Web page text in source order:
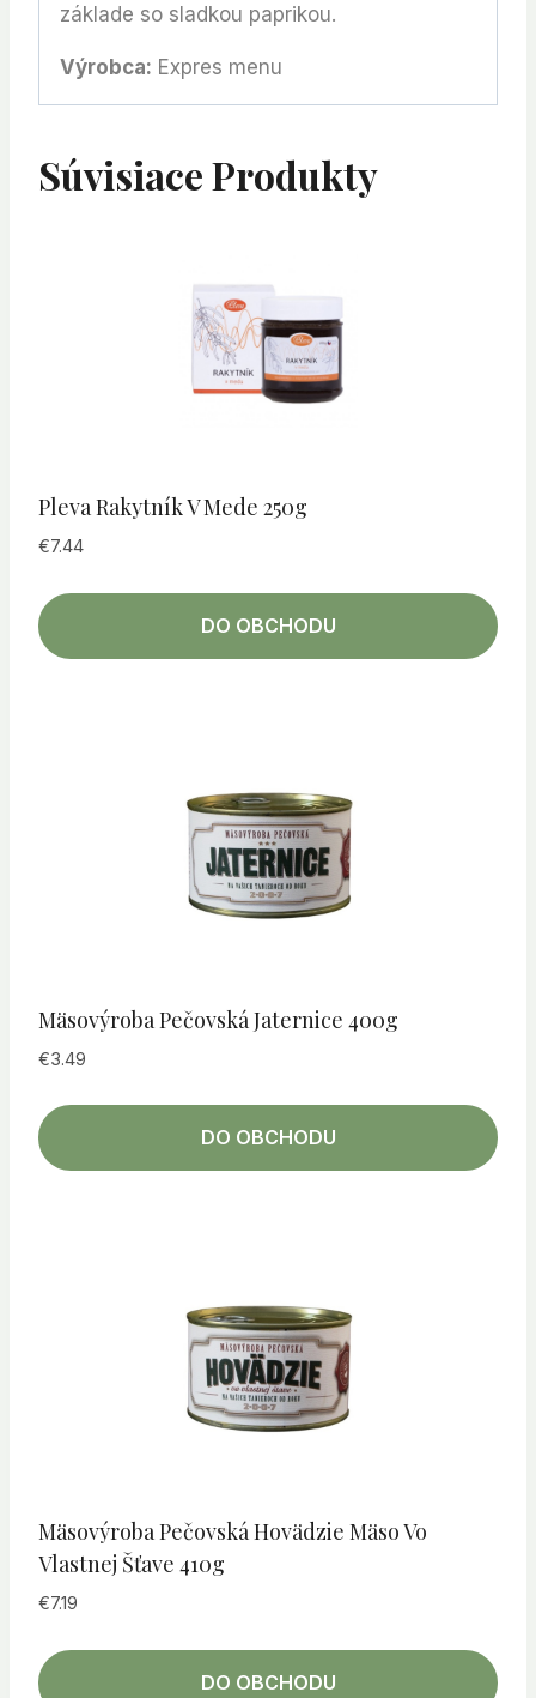
základe so sladkou paprikou.
Výrobca: Expres menu
Súvisiace Produkty
Pleva Rakytník V Mede 250g
€7.44
DO OBCHODU
Mäsovýroba Pečovská Jaternice 400g
€3.49
DO OBCHODU
Mäsovýroba Pečovská Hovädzie Mäso Vo
Vlastnej Šťave 410g
€7.19
DO OBCHODU